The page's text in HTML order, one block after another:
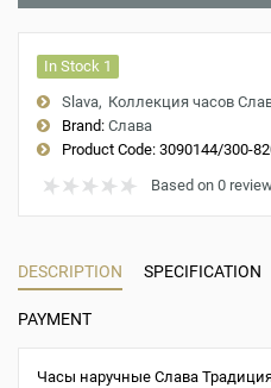
In Stock 1
Slava Коллекция часов
Brand: Слава
Product Code: 3090144/300-
Based on 0
DESCRIPTION SPECIFICATION
PAYMENT
Часы наручные Слава